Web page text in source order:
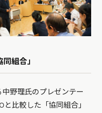
組合」
野理氏のプレゼンテー
比較した「協同組合」